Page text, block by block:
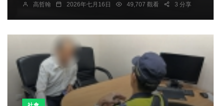
高哲翰 2026年七月16日 49,707 觀看 3 分享